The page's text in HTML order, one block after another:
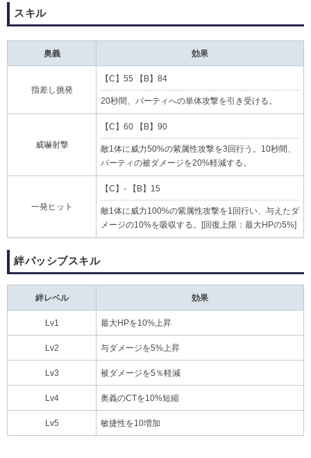
スキル
奥義 効果
指差し挑発
【C】55 【B】84
20秒間、パーティへの単体攻撃を引き受ける。
威嚇射撃
【C】60 【B】90
敵1体に威力50%の紫属性攻撃を3回行う。10秒間、
パーティの被ダメージを20%軽減する。
一発ヒット
【C】- 【B】15
敵1体に威力100%の紫属性攻撃を1回行い、与えたダ
メージの10%を吸収する。[回復上限：最大HPの5%]
絆パッシブスキル
絆レベル 効果
Lv1 最大HPを10%上昇
Lv2 与ダメージを5%上昇
Lv3 被ダメージを5％軽減
Lv4 奥義のCTを10%短縮
Lv5 敏捷性を10増加